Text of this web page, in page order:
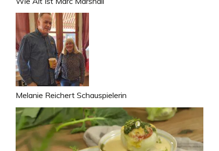
Melanie Reichert Schauspielerin